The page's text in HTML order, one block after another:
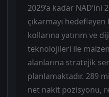
2029’a kadar NAD’ini
çıkarmayı
kollarına yatırım ve
teknolojileri ile
alanlarına stratejik
planlamaktadır. 289
net nakit pozisyonu,